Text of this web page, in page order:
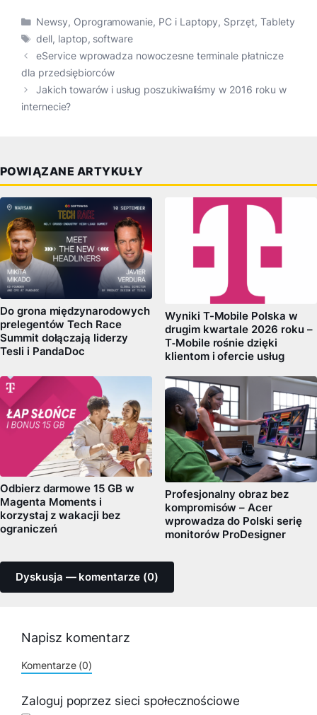
Kategorie
Newsy, Oprogramowanie, PC i Laptopy, Sprzęt, Tablety
Tagi
dell, laptop, software
eService wprowadza nowoczesne terminale płatnicze
dla przedsiębiorców
Jakich towarów i usług poszukiwaliśmy w 2016 roku w
internecie?
POWIĄZANE ARTYKUŁY
Do grona międzynarodowych
prelegentów Tech Race
Summit dołączają liderzy
Tesli i PandaDoc
Wyniki T-Mobile Polska w
drugim kwartale 2026 roku –
T‑Mobile rośnie dzięki
klientom i ofercie usług
Odbierz darmowe 15 GB w
Magenta Moments i
korzystaj z wakacji bez
ograniczeń
Profesjonalny obraz bez
kompromisów – Acer
wprowadza do Polski serię
monitorów ProDesigner
Dyskusja — komentarze (0)
Napisz komentarz
Komentarze (0)
Zaloguj poprzez sieci społecznościowe